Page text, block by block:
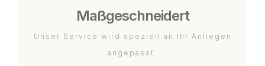
Maßgeschneidert
Unser Service wird speziell an Ihr Anliegen
angepasst.